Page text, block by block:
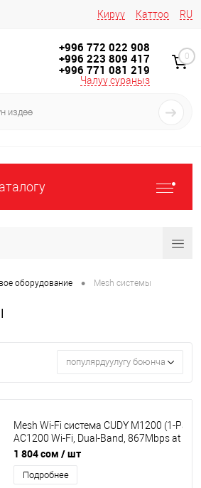
Кирүү Каттоо RU
+996 772 022 908
+996 223 809 417
+996 771 081 219
Чалуу сураңыз
0
оборудование • Mesh системы
популярдуулугу боюнча
Mesh Wi-Fi система CUDY M1200 (1-Pack)
AC1200 Wi-Fi, Dual-Band, 867Mbps at
300Mbps at 2.4GHz, 802.11ac/a/b/g/n, 2
Ethernet Ports, 2 anten., MU-MIMO, DDNS,
Zerotier/Wireguard/OpenVPN/IPSec/
1 804 сом / шт
Подробнее